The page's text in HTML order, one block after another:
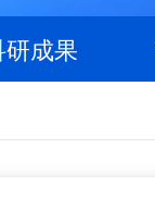
研成果